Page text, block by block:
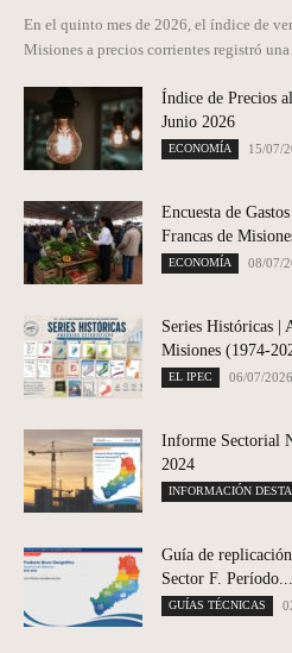
En el quinto mes de 2026, el índice de
Misiones a precios corrientes registró
Índice de Precios
Junio 2026
ECONOMÍA 15/07/
Encuesta de
Francas de
ECONOMÍA 08/07/
Series Históricas |
Misiones (1974-
EL IPEC 06/07/2026
Informe Sectorial
2024
INFORMACIÓN
Guía de
Sector F. Período...
GUÍAS TÉCNICAS